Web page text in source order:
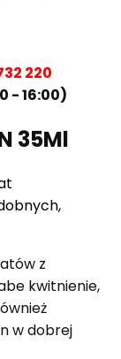
220
- 16:00)
35Ml
z
kwitnienie,
w dobrej